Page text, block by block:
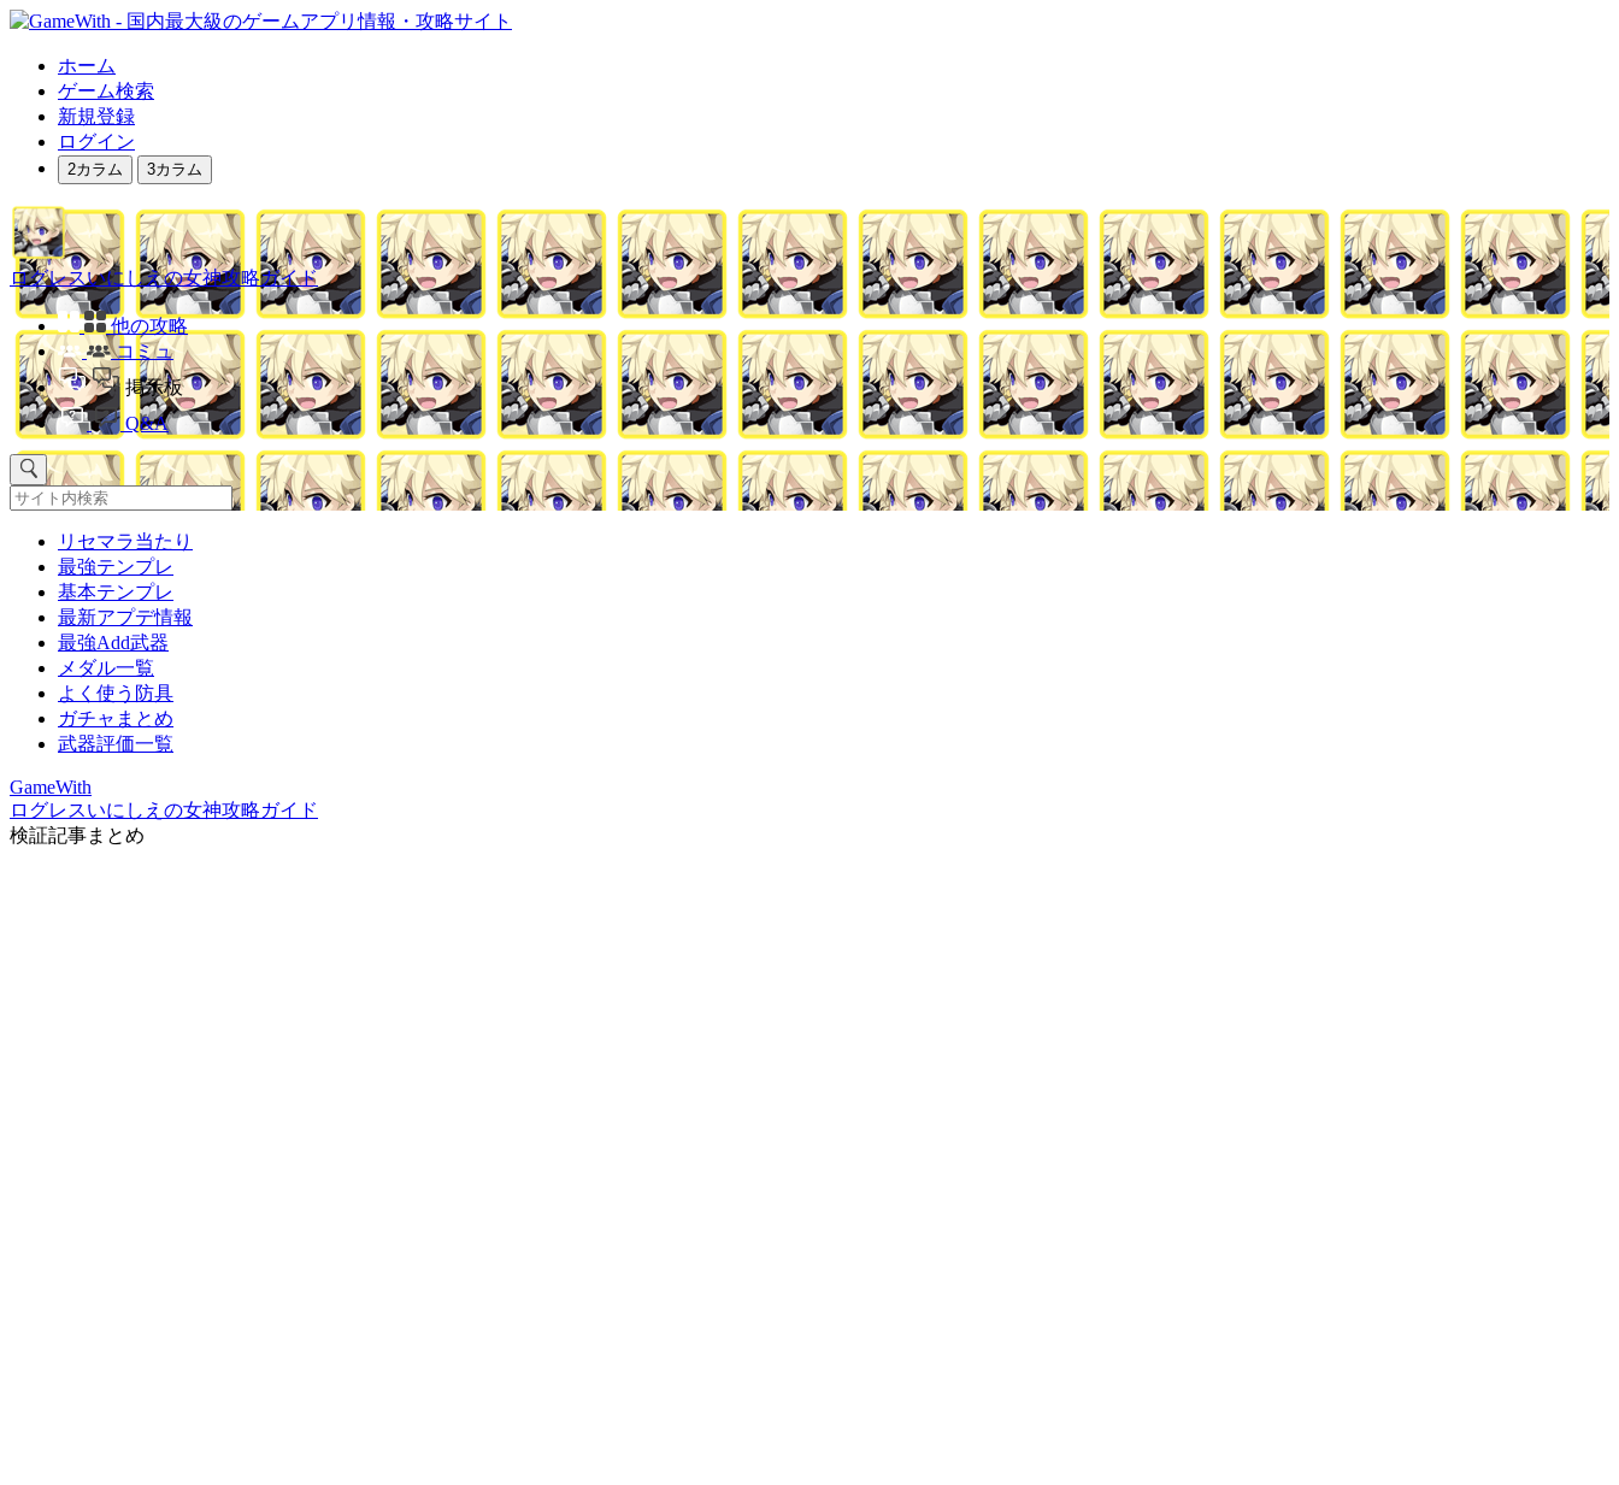
ホーム
ゲーム検索
新規登録
ログイン
2カラム 3カラム
ログレスいにしえの女神攻略ガイド
他の攻略
コミュ
掲示板
Q&A
リセマラ当たり
最強テンプレ
基本テンプレ
最新アプデ情報
最強Add武器
メダル一覧
よく使う防具
ガチャまとめ
武器評価一覧
GameWith
ログレスいにしえの女神攻略ガイド
検証記事まとめ